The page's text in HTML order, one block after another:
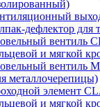
дефлектор для
вентиль
и мягкой
вентиль
металлочерепицы)
элемент
и мягкой